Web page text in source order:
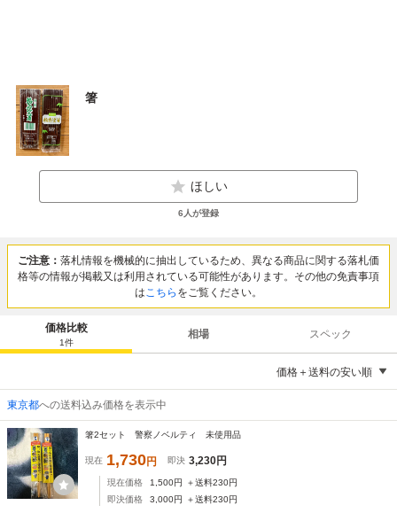
箸
ほしい
6 人が登録
ご注意： 落札情報を機械的に抽出しているため、異なる商品に関する落札価
格等の情報が掲載又は利用されている可能性があります。その他の免責事項
はこちら をご覧ください。
価格比較
1件
相場 スペック
価格＋送料の安い順
東京都への送料込み価格を表示中
箸2セット 警察ノベルティ 未使用品
現在 1,730円 即決 3,230円
現在価格 1,500円 ＋送料230円
即決価格
3,000円 ＋送料230円